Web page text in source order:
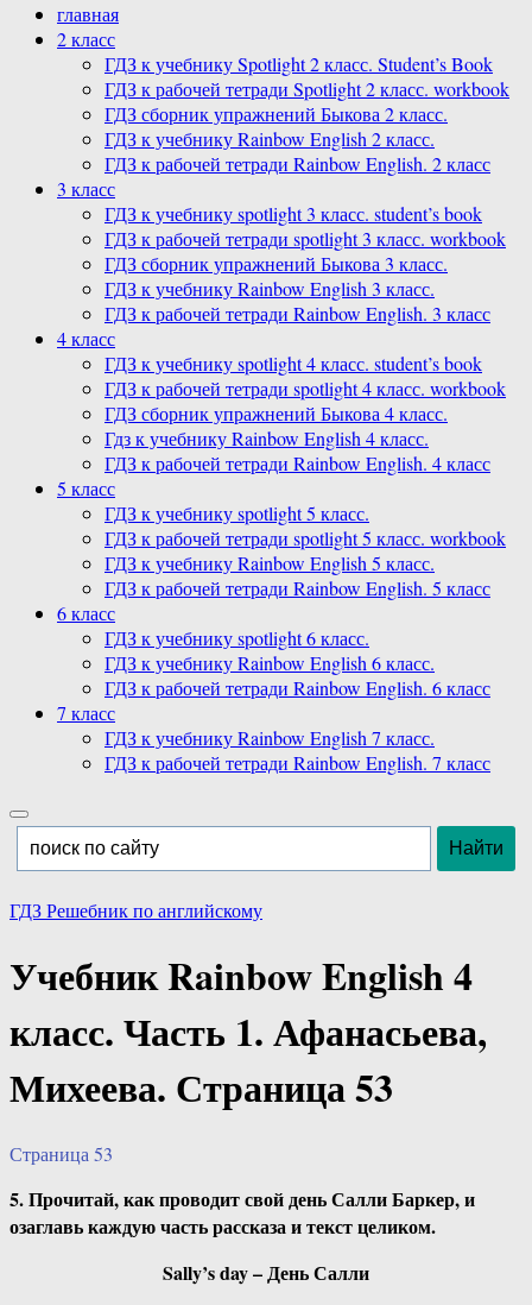
главная
2 класс
ГДЗ к учебнику Spotlight 2 класс. Student’s Book
ГДЗ к рабочей тетради Spotlight 2 класс. workbook
ГДЗ сборник упражнений Быкова 2 класс.
ГДЗ к учебнику Rainbow English 2 класс.
ГДЗ к рабочей тетради Rainbow English. 2 класс
3 класс
ГДЗ к учебнику spotlight 3 класс. student’s book
ГДЗ к рабочей тетради spotlight 3 класс. workbook
ГДЗ сборник упражнений Быкова 3 класс.
ГДЗ к учебнику Rainbow English 3 класс.
ГДЗ к рабочей тетради Rainbow English. 3 класс
4 класс
ГДЗ к учебнику spotlight 4 класс. student’s book
ГДЗ к рабочей тетради spotlight 4 класс. workbook
ГДЗ сборник упражнений Быкова 4 класс.
Гдз к учебнику Rainbow English 4 класс.
ГДЗ к рабочей тетради Rainbow English. 4 класс
5 класс
ГДЗ к учебнику spotlight 5 класс.
ГДЗ к рабочей тетради spotlight 5 класс. workbook
ГДЗ к учебнику Rainbow English 5 класс.
ГДЗ к рабочей тетради Rainbow English. 5 класс
6 класс
ГДЗ к учебнику spotlight 6 класс.
ГДЗ к учебнику Rainbow English 6 класс.
ГДЗ к рабочей тетради Rainbow English. 6 класс
7 класс
ГДЗ к учебнику Rainbow English 7 класс.
ГДЗ к рабочей тетради Rainbow English. 7 класс
ГДЗ Решебник по английскому
Учебник Rainbow English 4
класс. Часть 1. Афанасьева,
Михеева. Страница 53
Страница 53
5. Прочитай, как проводит свой день Салли Баркер, и
озаглавь каждую часть рассказа и текст целиком.
Sally’s day – День Салли